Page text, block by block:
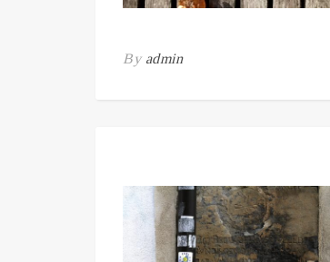
By admin